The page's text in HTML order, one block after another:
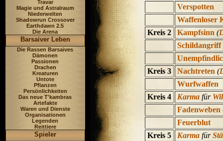
Travar
Magie und Astralraum
Niederwelten
Shadowrun Crossover
Earthdawn 2.5
Die Arena
Barsaiver Leben
Die Rassen Barsaives
Dämonen
Passionen
Drachen
Kreaturen
Untote
Pflanzen
Persönlichkeiten
Das neue T'kambras
Artefakte
Waren und Dienste
Organisationen
Legenden
Reittiere
Spieler
Verspotten
Waffenloser
Kreis 2
Kampfsinn (
Schildangriff
Kreis 3
Nachtreten (
Wurfwaffen
Kreis 4
Karma für
Fadenweben
Feuerblut
Kreis 5
Karma für